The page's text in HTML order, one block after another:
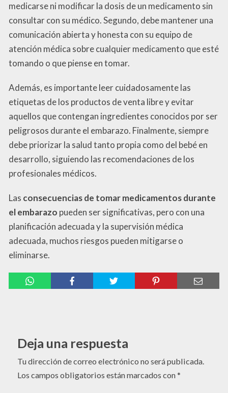
medicarse ni modificar la dosis de un medicamento sin
consultar con su médico. Segundo, debe mantener una
comunicación abierta y honesta con su equipo de
atención médica sobre cualquier medicamento que esté
tomando o que piense en tomar.
Además, es importante leer cuidadosamente las
etiquetas de los productos de venta libre y evitar
aquellos que contengan ingredientes conocidos por ser
peligrosos durante el embarazo. Finalmente, siempre
debe priorizar la salud tanto propia como del bebé en
desarrollo, siguiendo las recomendaciones de los
profesionales médicos.
Las consecuencias de tomar medicamentos durante
el embarazo pueden ser significativas, pero con una
planificación adecuada y la supervisión médica
adecuada, muchos riesgos pueden mitigarse o
eliminarse.
Deja una respuesta
Tu dirección de correo electrónico no será publicada.
Los campos obligatorios están marcados con*